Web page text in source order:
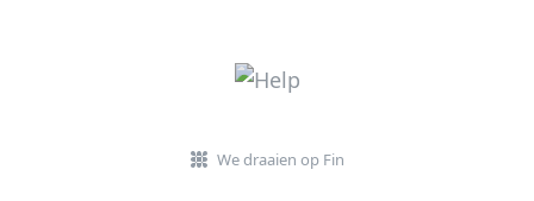
We draaien op Fin